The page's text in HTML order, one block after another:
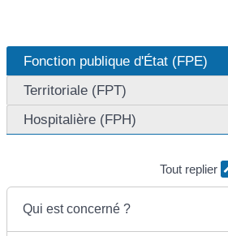
Fonction publique d'État (FPE)
Territoriale (FPT)
Hospitalière (FPH)
Tout replier
Qui est concerné ?